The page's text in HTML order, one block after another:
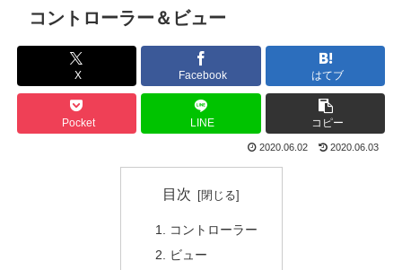
コントローラー＆ビュー
X Facebook はてブ
Pocket LINE コピー
2020.06.02 2020.06.03
目次
コントローラー
ビュー